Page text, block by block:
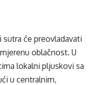
će preovladavati
oblačnost. U
lokalni pljuskovi sa
u centralnim,